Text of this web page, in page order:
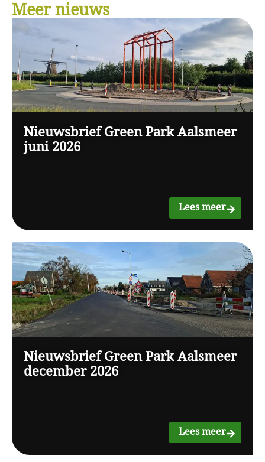
Meer nieuws
Nieuwsbrief Green Park Aalsmeer
juni 2026
Lees meer
Nieuwsbrief Green Park Aalsmeer
december 2026
Lees meer